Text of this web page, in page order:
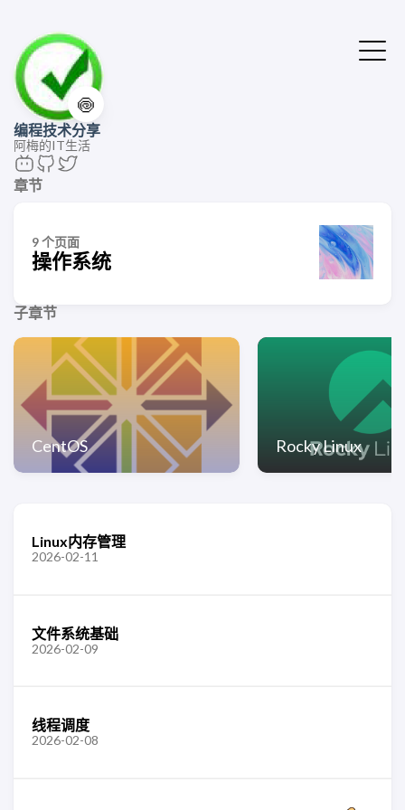
🍥
编程技术分享
阿梅的IT生活
章节
9 个页面
操作系统
子章节
CentOS Rocky Linux
Linux内存管理
2026-02-11
文件系统基础
2026-02-09
线程调度
2026-02-08